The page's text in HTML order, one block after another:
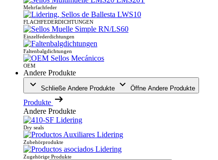
Mehrfachfeder
FLACHFEDERDICHTUNGEN
Einzelfederdichtungen
Faltenbalgdichtungen
OEM
Andere Produkte
Schließe Andere Produkte Öffne Andere Produkte
Produkte
Andere Produkte
Dry seals
Zubehörprodukte
Zugehörige Produkte